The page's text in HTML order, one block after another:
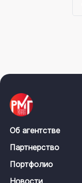
Об агентстве
Партнерство
Портфолио
Новости